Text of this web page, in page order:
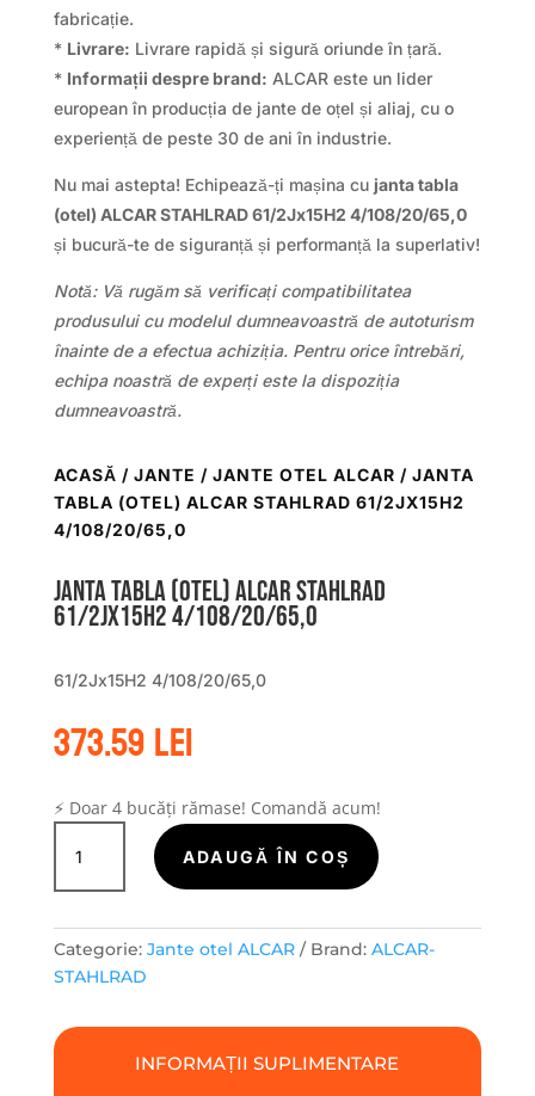
fabricație.
* Livrare: Livrare rapidă și sigură oriunde în țară.
* Informații despre brand: ALCAR este un lider
european în producția de jante de oțel și aliaj, cu o
experiență de peste 30 de ani în industrie.
Nu mai astepta! Echipează-ți mașina cu janta tabla
(otel) ALCAR STAHLRAD 61/2Jx15H2 4/108/20/65,0
și bucură-te de siguranță și performanță la superlativ!
Notă: Vă rugăm să verificați compatibilitatea
produsului cu modelul dumneavoastră de autoturism
înainte de a efectua achiziția. Pentru orice întrebări,
echipa noastră de experți este la dispoziția
dumneavoastră.
ACASĂ / JANTE / JANTE OTEL ALCAR / JANTA
TABLA (OTEL) ALCAR STAHLRAD 61/2JX15H2
4/108/20/65,0
Janta tabla (otel) ALCAR STAHLRAD
61/2Jx15H2 4/108/20/65,0
61/2Jx15H2 4/108/20/65,0
373.59lei
⚡ Doar 4 bucăți rămase! Comandă acum!
Cantitate
Janta
tabla
ALCAR
STAHLRAD
4/108/20/65,0
ADAUGĂ ÎN COȘ
Categorie: Jante otel ALCAR Brand: ALCAR-
STAHLRAD
INFORMAȚII SUPLIMENTARE